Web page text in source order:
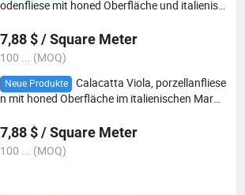
odenfliese mit honed Oberfläche und italienisc
7,88 $ / Square Meter
100 ... (MOQ)
Neue Produkte
Calacatta Viola, porzellanfliese
n mit honed Oberfläche im italienischen Marm
7,88 $ / Square Meter
100 ... (MOQ)